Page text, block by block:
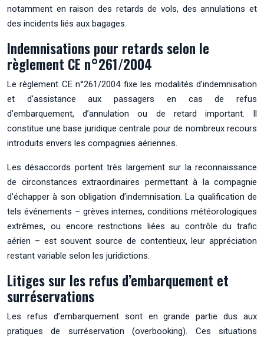
notamment en raison des retards de vols, des annulations et
des incidents liés aux bagages.
Indemnisations pour retards selon le
règlement CE n°261/2004
Le règlement CE n°261/2004 fixe les modalités d’indemnisation
et d’assistance aux passagers en cas de refus
d’embarquement, d’annulation ou de retard important. Il
constitue une base juridique centrale pour de nombreux recours
introduits envers les compagnies aériennes.
Les désaccords portent très largement sur la reconnaissance
de circonstances extraordinaires permettant à la compagnie
d’échapper à son obligation d’indemnisation. La qualification de
tels événements – grèves internes, conditions météorologiques
extrêmes, ou encore restrictions liées au contrôle du trafic
aérien – est souvent source de contentieux, leur appréciation
restant variable selon les juridictions.
Litiges sur les refus d’embarquement et
surréservations
Les refus d’embarquement sont en grande partie dus aux
pratiques de surréservation (overbooking). Ces situations